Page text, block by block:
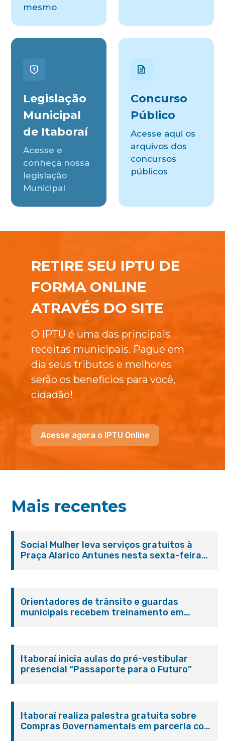
mesmo
Legislação
Municipal
de Itaboraí
Acesse e
conheça nossa
legislação
Municipal
Concurso
Público
Acesse aqui os
arquivos dos
concursos
públicos
RETIRE SEU IPTU DE
FORMA ONLINE
ATRAVÉS DO SITE
O IPTU é uma das principais
receitas municipais. Pague em
dia seus tributos e melhores
serão os benefícios para você,
cidadão!
Acesse agora o IPTU Online
Mais recentes
Social Mulher leva serviços gratuitos à
Praça Alarico Antunes nesta sexta-feira
Orientadores de trânsito e guardas
municipais recebem treinamento em
Itaboraí inicia aulas do pré-vestibular
presencial “Passaporte para o Futuro”
Itaboraí realiza palestra gratuita sobre
Compras Governamentais em parceria com